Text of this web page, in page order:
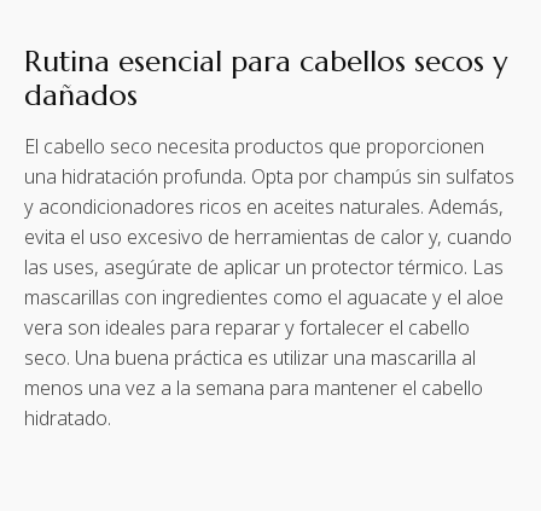
Rutina esencial para cabellos secos y
dañados
El cabello seco necesita productos que proporcionen
una hidratación profunda. Opta por champús sin sulfatos
y acondicionadores ricos en aceites naturales. Además,
evita el uso excesivo de herramientas de calor y, cuando
las uses, asegúrate de aplicar un protector térmico. Las
mascarillas con ingredientes como el aguacate y el aloe
vera son ideales para reparar y fortalecer el cabello
seco. Una buena práctica es utilizar una mascarilla al
menos una vez a la semana para mantener el cabello
hidratado.